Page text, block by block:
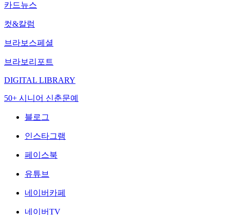
카드뉴스
컷&칼럼
브라보스페셜
브라보리포트
DIGITAL LIBRARY
50+ 시니어 신춘문예
블로그
인스타그램
페이스북
유튜브
네이버카페
네이버TV